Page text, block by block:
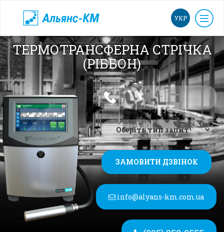
УКР
ТЕРМОТРАНСФЕРНА СТРІЧКА
(РІББОН)
ЗАМОВИТИ ДЗВІНОК
info@alyans-km.com.ua